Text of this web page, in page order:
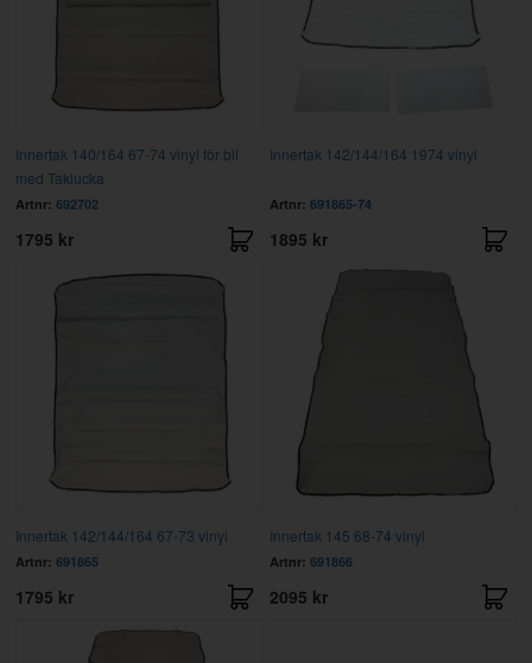
Innertak 140/164 67-74 vinyl för bil
med Taklucka
Artnr: 692702
1795 kr
Innertak 142/144/164 1974 vinyl
Artnr: 691865-74
1895 kr
Innertak 142/144/164 67-73 vinyl
Artnr: 691865
1795 kr
Innertak 145 68-74 vinyl
Artnr: 691866
2095 kr